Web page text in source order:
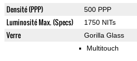
Densité (PPP) 500 PPP
Luminosité Max. (Specs) 1750 NITs
Verre Gorilla Glass
Multitouch